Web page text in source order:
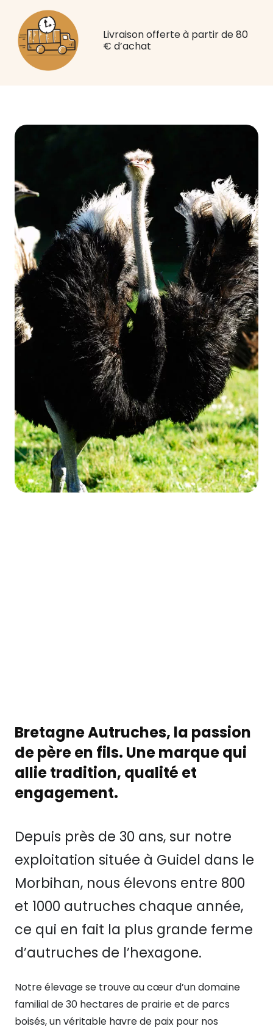
Livraison offerte à partir de 80
€ d’achat
Bretagne Autruches, la passion
de père en fils. Une marque qui
allie tradition, qualité et
engagement.
Depuis près de 30 ans, sur notre
exploitation située à Guidel dans le
Morbihan, nous élevons entre 800
et 1000 autruches chaque année,
ce qui en fait la plus grande ferme
d’autruches de l’hexagone.
Notre élevage se trouve au cœur d’un domaine
familial de 30 hectares de prairie et de parcs
boisés, un véritable havre de paix pour nos